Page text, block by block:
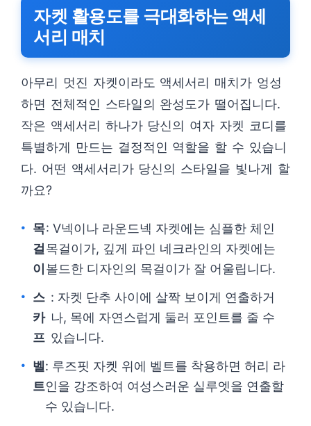
자켓 활용도를 극대화하는 액세
서리 매치
아무리 멋진 자켓이라도 액세서리 매치가 엉성
하면 전체적인 스타일의 완성도가 떨어집니다.
작은 액세서리 하나가 당신의 여자 자켓 코디를
특별하게 만드는 결정적인 역할을 할 수 있습니
다. 어떤 액세서리가 당신의 스타일을 빛나게 할
까요?
목
걸
이
: V넥이나 라운드넥 자켓에는 심플한 체인
목걸이가, 깊게 파인 네크라인의 자켓에는
볼드한 디자인의 목걸이가 잘 어울립니다.
스
카
프
: 자켓 단추 사이에 살짝 보이게 연출하거
나, 목에 자연스럽게 둘러 포인트를 줄 수
있습니다.
벨
트
: 루즈핏 자켓 위에 벨트를 착용하면 허리 라
인을 강조하여 여성스러운 실루엣을 연출할
수 있습니다.